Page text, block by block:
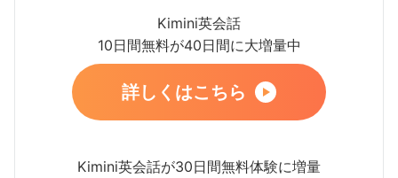
Kimini英会話
10日間無料が40日間に大増量中
詳しくはこちら
Kimini英会話が30日間無料体験に増量